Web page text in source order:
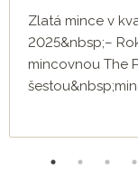
Zlatá mince v
2025&nbsp;–
mincovnou The